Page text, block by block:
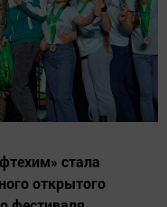
стала
открытого